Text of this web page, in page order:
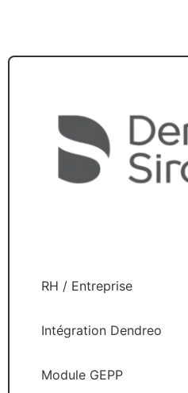
RH / Entreprise
Intégration Dendreo
Module GEPP